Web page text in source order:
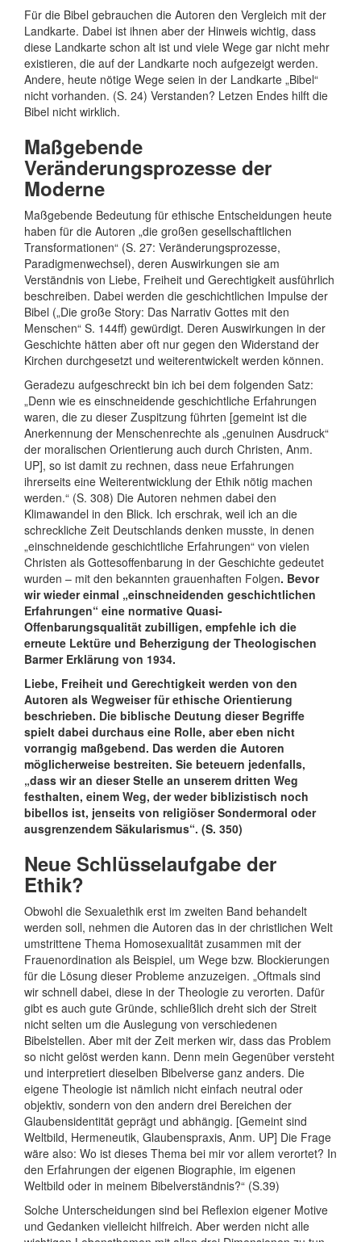
Für die Bibel gebrauchen die Autoren den Vergleich mit der
Landkarte. Dabei ist ihnen aber der Hinweis wichtig, dass
diese Landkarte schon alt ist und viele Wege gar nicht mehr
existieren, die auf der Landkarte noch aufgezeigt werden.
Andere, heute nötige Wege seien in der Landkarte „Bibel“
nicht vorhanden. (S. 24) Verstanden? Letzen Endes hilft die
Bibel nicht wirklich.
Maßgebende
Veränderungsprozesse der
Moderne
Maßgebende Bedeutung für ethische Entscheidungen heute
haben für die Autoren „die großen gesellschaftlichen
Transformationen“ (S. 27: Veränderungsprozesse,
Paradigmenwechsel), deren Auswirkungen sie am
Verständnis von Liebe, Freiheit und Gerechtigkeit ausführlich
beschreiben. Dabei werden die geschichtlichen Impulse der
Bibel („Die große Story: Das Narrativ Gottes mit den
Menschen“ S. 144ff) gewürdigt. Deren Auswirkungen in der
Geschichte hätten aber oft nur gegen den Widerstand der
Kirchen durchgesetzt und weiterentwickelt werden können.
Geradezu aufgeschreckt bin ich bei dem folgenden Satz:
„Denn wie es einschneidende geschichtliche Erfahrungen
waren, die zu dieser Zuspitzung führten [gemeint ist die
Anerkennung der Menschenrechte als „genuinen Ausdruck“
der moralischen Orientierung auch durch Christen, Anm.
UP], so ist damit zu rechnen, dass neue Erfahrungen
ihrerseits eine Weiterentwicklung der Ethik nötig machen
werden.“ (S. 308) Die Autoren nehmen dabei den
Klimawandel in den Blick. Ich erschrak, weil ich an die
schreckliche Zeit Deutschlands denken musste, in denen
„einschneidende geschichtliche Erfahrungen“ von vielen
Christen als Gottesoffenbarung in der Geschichte gedeutet
wurden – mit den bekannten grauenhaften Folgen. Bevor
wir wieder einmal „einschneidenden geschichtlichen
Erfahrungen“ eine normative Quasi-
Offenbarungsqualität zubilligen, empfehle ich die
erneute Lektüre und Beherzigung der Theologischen
Barmer Erklärung von 1934.
Liebe, Freiheit und Gerechtigkeit werden von den
Autoren als Wegweiser für ethische Orientierung
beschrieben. Die biblische Deutung dieser Begriffe
spielt dabei durchaus eine Rolle, aber eben nicht
vorrangig maßgebend. Das werden die Autoren
möglicherweise bestreiten. Sie beteuern jedenfalls,
„dass wir an dieser Stelle an unserem dritten Weg
festhalten, einem Weg, der weder biblizistisch noch
bibellos ist, jenseits von religiöser Sondermoral oder
ausgrenzendem Säkularismus“. (S. 350)
Neue Schlüsselaufgabe der
Ethik?
Obwohl die Sexualethik erst im zweiten Band behandelt
werden soll, nehmen die Autoren das in der christlichen Welt
umstrittene Thema Homosexualität zusammen mit der
Frauenordination als Beispiel, um Wege bzw. Blockierungen
für die Lösung dieser Probleme anzuzeigen. „Oftmals sind
wir schnell dabei, diese in der Theologie zu verorten. Dafür
gibt es auch gute Gründe, schließlich dreht sich der Streit
nicht selten um die Auslegung von verschiedenen
Bibelstellen. Aber mit der Zeit merken wir, dass das Problem
so nicht gelöst werden kann. Denn mein Gegenüber versteht
und interpretiert dieselben Bibelverse ganz anders. Die
eigene Theologie ist nämlich nicht einfach neutral oder
objektiv, sondern von den andern drei Bereichen der
Glaubensidentität geprägt und abhängig. [Gemeint sind
Weltbild, Hermeneutik, Glaubenspraxis, Anm. UP] Die Frage
wäre also: Wo ist dieses Thema bei mir vor allem verortet? In
den Erfahrungen der eigenen Biographie, im eigenen
Weltbild oder in meinem Bibelverständnis?“ (S.39)
Solche Unterscheidungen sind bei Reflexion eigener Motive
und Gedanken vielleicht hilfreich. Aber werden nicht alle